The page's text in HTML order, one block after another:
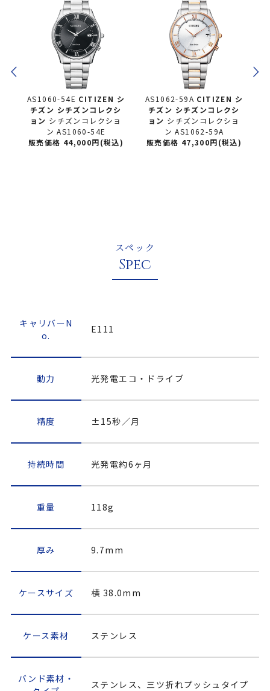
AS1060-54E CITIZEN シ
チズン シチズンコレクシ
ョン シチズンコレクショ
ン AS1060-54E
販売価格 44,000円(税込)
AS1062-59A CITIZEN シ
チズン シチズンコレクシ
ョン シチズンコレクショ
ン AS1062-59A
販売価格 47,300円(税込)
スペック
Spec
キャリバーN
o.
E111
動力 光発電エコ・ドライブ
精度 ±15秒／月
持続時間 光発電約6ヶ月
重量 118g
厚み 9.7mm
ケースサイズ 横 38.0mm
ケース素材 ステンレス
バンド素材・
ステンレス、三ツ折れプッシュタイプ